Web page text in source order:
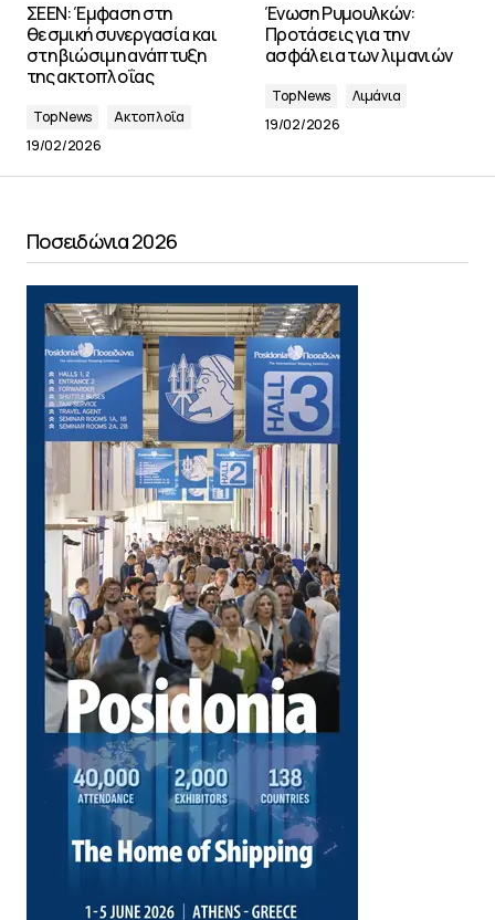
ΣΕΕΝ: Έμφαση στη
θεσμική συνεργασία και
στη βιώσιμη ανάπτυξη
της ακτοπλοΐας
Top News
Ακτοπλοΐα
19/02/2026
Ένωση Ρυμουλκών:
Προτάσεις για την
ασφάλεια των λιμανιών
Top News
Λιμάνια
19/02/2026
Ποσειδώνια 2026